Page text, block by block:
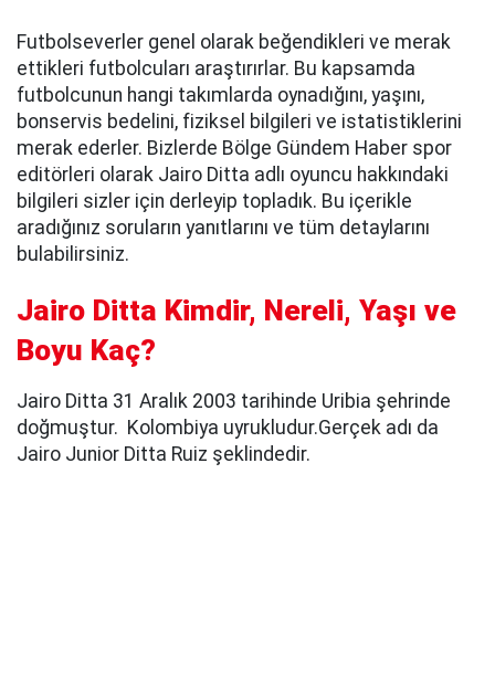
Futbolseverler genel olarak beğendikleri ve merak
ettikleri futbolcuları araştırırlar. Bu kapsamda
futbolcunun hangi takımlarda oynadığını, yaşını,
bonservis bedelini, fiziksel bilgileri ve istatistiklerini
merak ederler. Bizlerde Bölge Gündem Haber spor
editörleri olarak Jairo Ditta adlı oyuncu hakkındaki
bilgileri sizler için derleyip topladık. Bu içerikle
aradığınız soruların yanıtlarını ve tüm detaylarını
bulabilirsiniz.
Jairo Ditta Kimdir, Nereli, Yaşı ve
Boyu Kaç?
Jairo Ditta 31 Aralık 2003 tarihinde Uribia şehrinde
doğmuştur. Kolombiya uyrukludur.Gerçek adı da
Jairo Junior Ditta Ruiz şeklindedir.